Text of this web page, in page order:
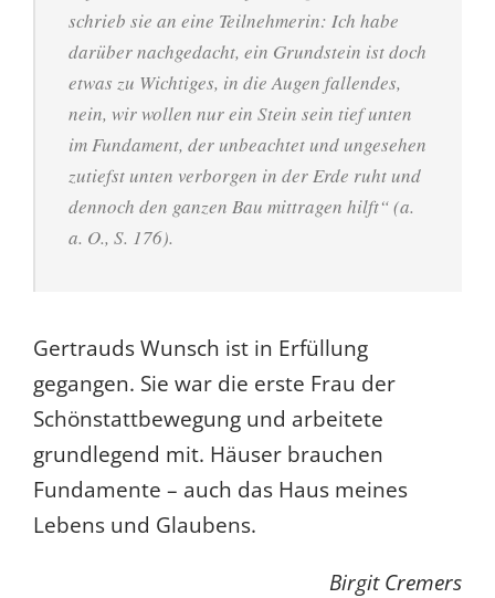
schrieb sie an eine Teilnehmerin: Ich habe
darüber nachgedacht, ein Grundstein ist doch
etwas zu Wichtiges, in die Augen fallendes,
nein, wir wollen nur ein Stein sein tief unten
im Fundament, der unbeachtet und ungesehen
zutiefst unten verborgen in der Erde ruht und
dennoch den ganzen Bau mittragen hilft“ (a.
a. O., S. 176).
Gertrauds Wunsch ist in Erfüllung
gegangen. Sie war die erste Frau der
Schönstattbewegung und arbeitete
grundlegend mit. Häuser brauchen
Fundamente – auch das Haus meines
Lebens und Glaubens.
Birgit Cremers